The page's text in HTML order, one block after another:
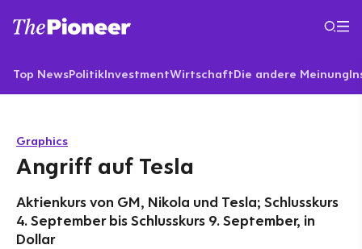
Top NewsPolitikInvestmentWirtschaftDie andere Meinung
Graphics
Angriff auf Tesla
Aktienkurs von GM, Nikola und Tesla; Schlusskurs
4. September bis Schlusskurs 9. September, in
Dollar